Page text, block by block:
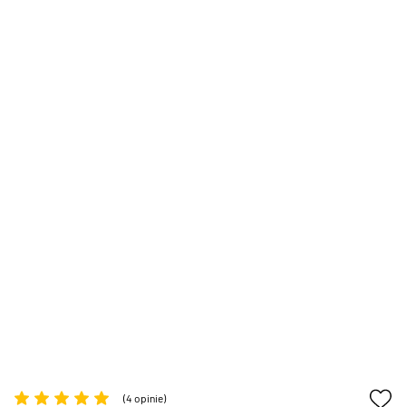
(4 opinie)